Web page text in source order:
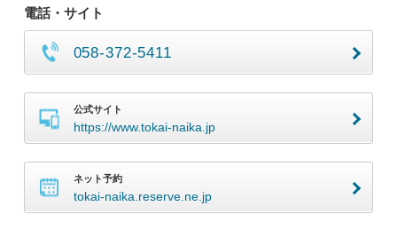
電話・サイト
058-372-5411
公式サイト
https://www.tokai-naika.jp
ネット予約
tokai-naika.reserve.ne.jp